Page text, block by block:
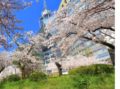
English
繁體字
Français
Español